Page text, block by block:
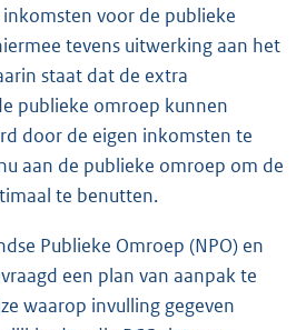
voor de publieke
tevens uitwerking aan het
staat dat de extra
publieke omroep kunnen
door de eigen inkomsten te
aan de publieke omroep om de
te benutten.
Publieke Omroep (NPO) en
een plan van aanpak te
waarop invulling gegeven